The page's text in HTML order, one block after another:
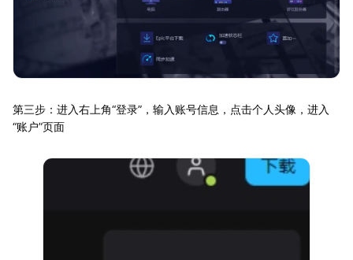
第三步：进入右上角“登录”，输入账号信息，点击个人头像，进入
“账户”页面